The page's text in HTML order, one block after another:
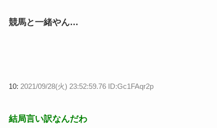
競馬と一緒やん…
10: 2021/09/28(火) 23:52:59.76 ID:Gc1FAqr2p
結局言い訳なんだわ